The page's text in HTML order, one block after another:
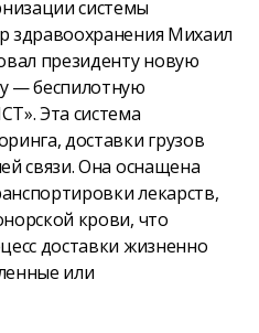
системы
здравоохранения Михаил
президенту новую
— беспилотную
Эта система
доставки грузов
связи. Она оснащена
лекарств,
крови, что
доставки жизненно
или